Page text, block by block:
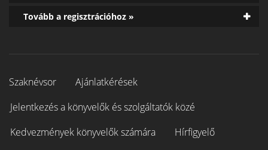
Tovább a regisztrációhoz »
Szaknévsor
Ajánlatkérések
Jelentkezés a könyvelők és szolgáltatók közé
Kedvezmények könyvelők számára
Hírfigyelő